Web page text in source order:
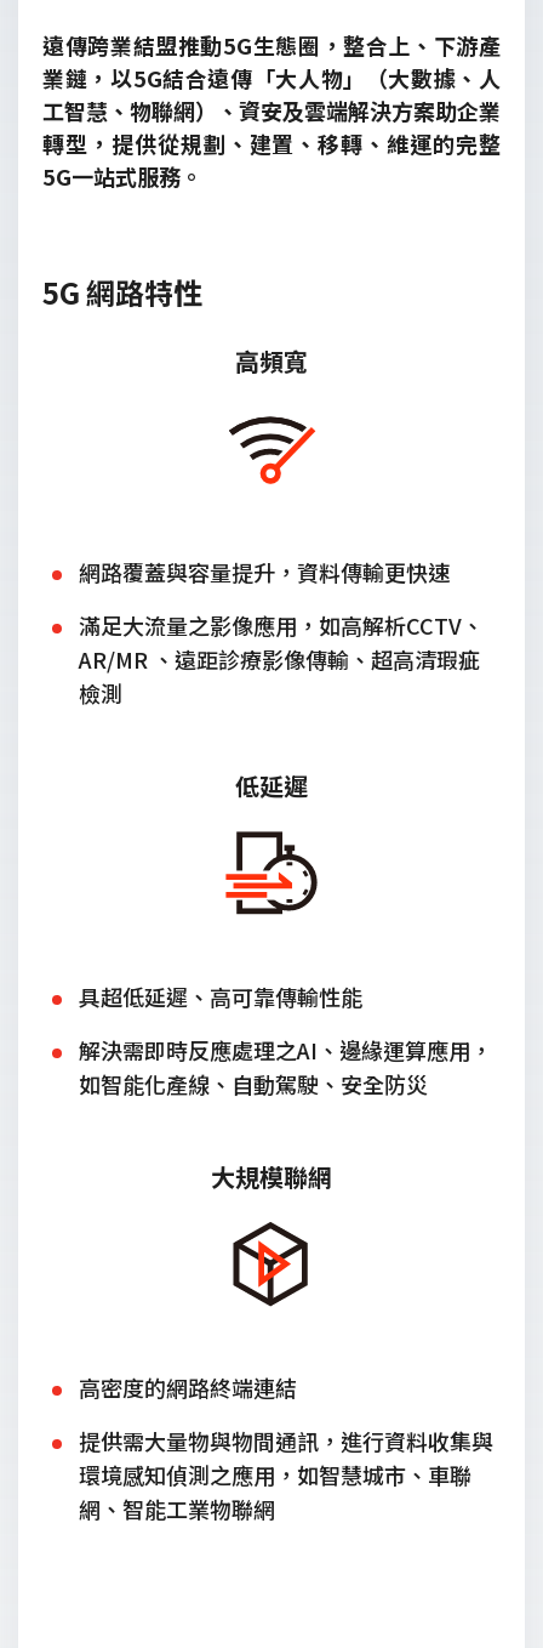
5G智慧城市
5G智慧倉儲物流
遠傳跨業結盟推動5G生態圈，整合上、下游產
業鏈，以5G結合遠傳「大人物」（大數據、人
工智慧、物聯網）、資安及雲端解決方案助企業
轉型，提供從規劃、建置、移轉、維運的完整
5G一站式服務。
5G 網路特性
高頻寬
網路覆蓋與容量提升，資料傳輸更快速
滿足大流量之影像應用，如高解析CCTV、
AR/MR 、遠距診療影像傳輸、超高清瑕疵
檢測
低延遲
具超低延遲、高可靠傳輸性能
解決需即時反應處理之AI、邊緣運算應用，
如智能化產線、自動駕駛、安全防災
大規模聯網
高密度的網路終端連結
提供需大量物與物間通訊，進行資料收集與
環境感知偵測之應用，如智慧城市、車聯
網、智能工業物聯網